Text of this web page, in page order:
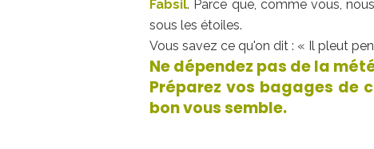
Fabsil. Parce que, comme vous,
sous les étoiles.
Vous savez ce qu'on dit : « Il pleut
Ne dépendez pas de la
Préparez vos bagages de
bon vous semble.